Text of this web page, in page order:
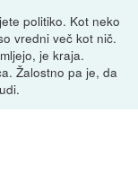
politiko. Kot neko
vredni več kot nič.
je kraja.
Žalostno pa je, da